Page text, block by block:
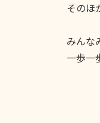
そのほ
みんな
一歩一